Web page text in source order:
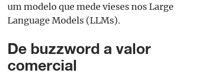
um modelo que mede vieses nos Large
Language Models (LLMs).
De buzzword a valor
comercial